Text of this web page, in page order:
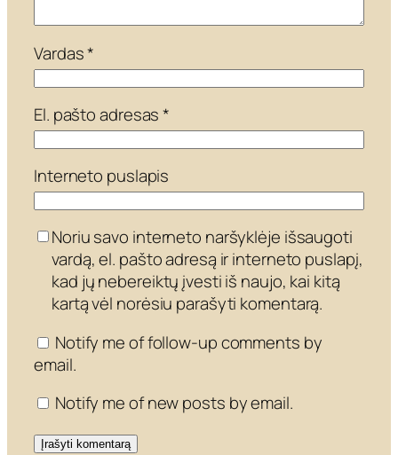
Vardas*
El. pašto adresas*
Interneto puslapis
Noriu savo interneto naršyklėje išsaugoti
vardą, el. pašto adresą ir interneto puslapį,
kad jų nebereiktų įvesti iš naujo, kai kitą
kartą vėl norėsiu parašyti komentarą.
Notify me of follow-up comments by
email.
Notify me of new posts by email.